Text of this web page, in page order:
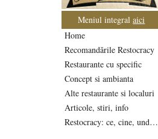
Meniul integralaici
Home
Recomandările Restocracy
Restaurante cu specific
Concept si ambianta
Alte restaurante si localuri
Articole, stiri, info
Restocracy: ce, cine, unde...